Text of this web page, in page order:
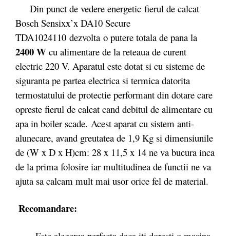
Din punct de vedere energetic fierul de calcat
Bosch Sensixx’x DA10 Secure
TDA1024110 dezvolta o putere totala de pana la
2400 W cu alimentare de la reteaua de curent
electric 220 V. Aparatul este dotat si cu sisteme de
siguranta pe partea electrica si termica datorita
termostatului de protectie performant din dotare care
opreste fierul de calcat cand debitul de alimentare cu
apa in boiler scade. Acest aparat cu sistem anti-
alunecare, avand greutatea de 1,9 Kg si dimensiunile
de (W x D x H)cm: 28 x 11,5 x 14 ne va bucura inca
de la prima folosire iar multitudinea de functii ne va
ajuta sa calcam mult mai usor orice fel de material.
Recomandare: